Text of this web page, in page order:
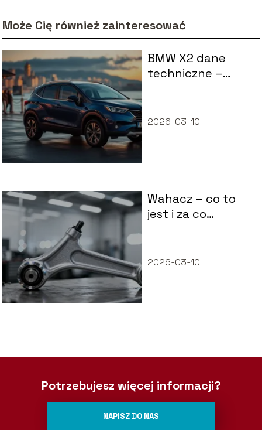
Może Cię również zainteresować
BMW X2 dane
techniczne –
2026-03-10
Wahacz – co to
jest i za co
2026-03-10
Potrzebujesz więcej informacji?
NAPISZ DO NAS